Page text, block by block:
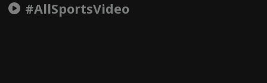
#AllSportsVideo